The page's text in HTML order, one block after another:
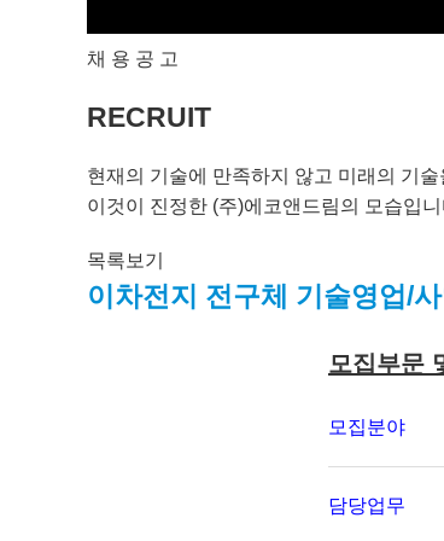
채 용 공 고
RECRUIT
현재의 기술에 만족하지 않고 미래의 기
이것이 진정한 (주)에코앤드림의 모습입니
목록보기
이차전지 전구체 기술영업/
모집부문
모집분야
담당업무